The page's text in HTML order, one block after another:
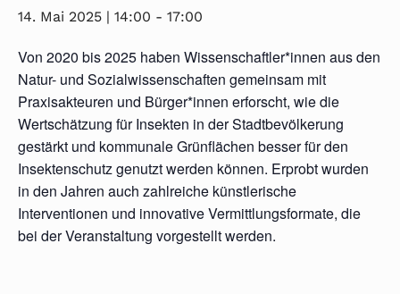
14. Mai 2025 | 14:00 - 17:00
Von 2020 bis 2025 haben Wissenschaftler*innen aus den
Natur- und Sozialwissenschaften gemeinsam mit
Praxisakteuren und Bürger*innen erforscht, wie die
Wertschätzung für Insekten in der Stadtbevölkerung
gestärkt und kommunale Grünflächen besser für den
Insektenschutz genutzt werden können. Erprobt wurden
in den Jahren auch zahlreiche künstlerische
Interventionen und innovative Vermittlungsformate, die
bei der Veranstaltung vorgestellt werden.